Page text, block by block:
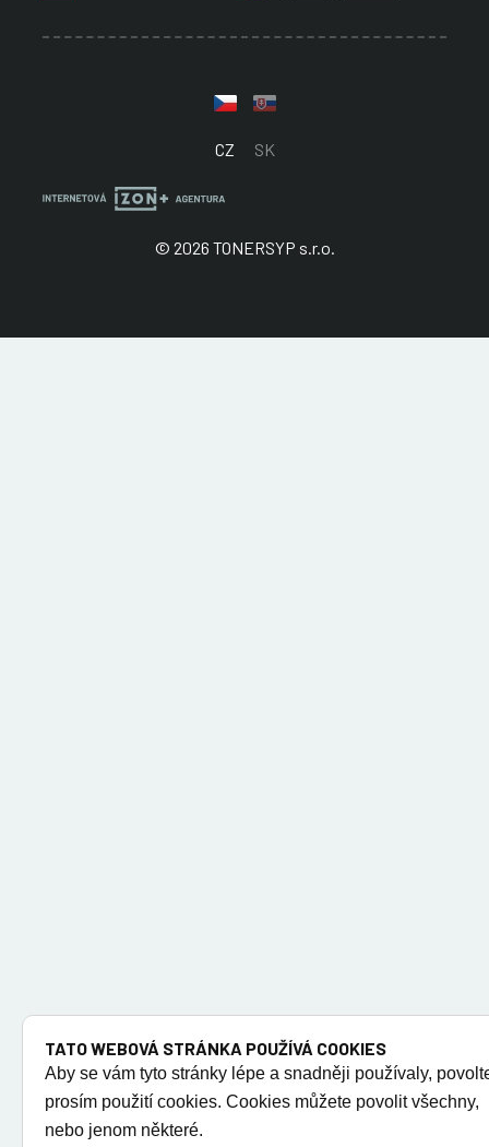
CZ SK
© 2026 TONERSYP s.r.o.
TATO WEBOVÁ STRÁNKA POUŽÍVÁ COOKIES
Aby se vám tyto stránky lépe a snadněji používaly,
prosím použití cookies. Cookies můžete povolit všechny,
nebo jenom některé.